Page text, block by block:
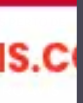
PERTO DE